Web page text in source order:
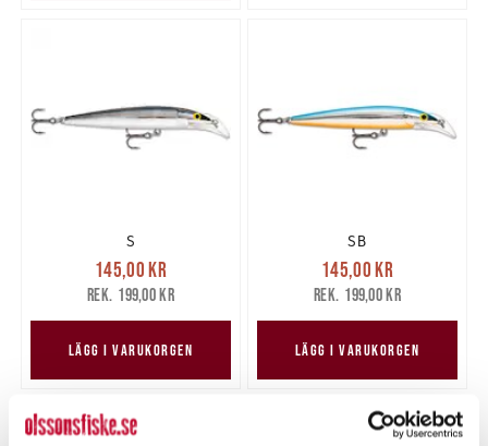
S
Nuvarande pris
145,00 krTidigare pris
199,00 kr
145,00 kr
199,00 kr
LÄGG I VARUKORGEN
SB
Nuvarande pris
145,00 krTidigare pris
199,00 kr
145,00 kr
199,00 kr
LÄGG I VARUKORGEN